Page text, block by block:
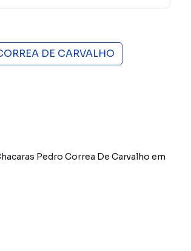
DE CARVALHO
Pedro Correa De Carvalho em